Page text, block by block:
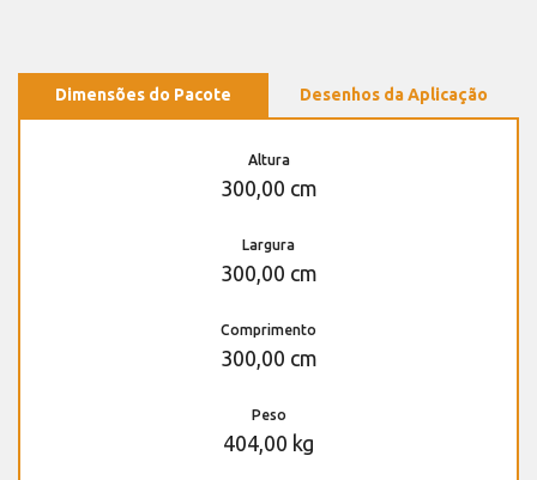
Dimensões do Pacote Desenhos da Aplicação
Altura
300,00 cm
Largura
300,00 cm
Comprimento
300,00 cm
Peso
404,00 kg